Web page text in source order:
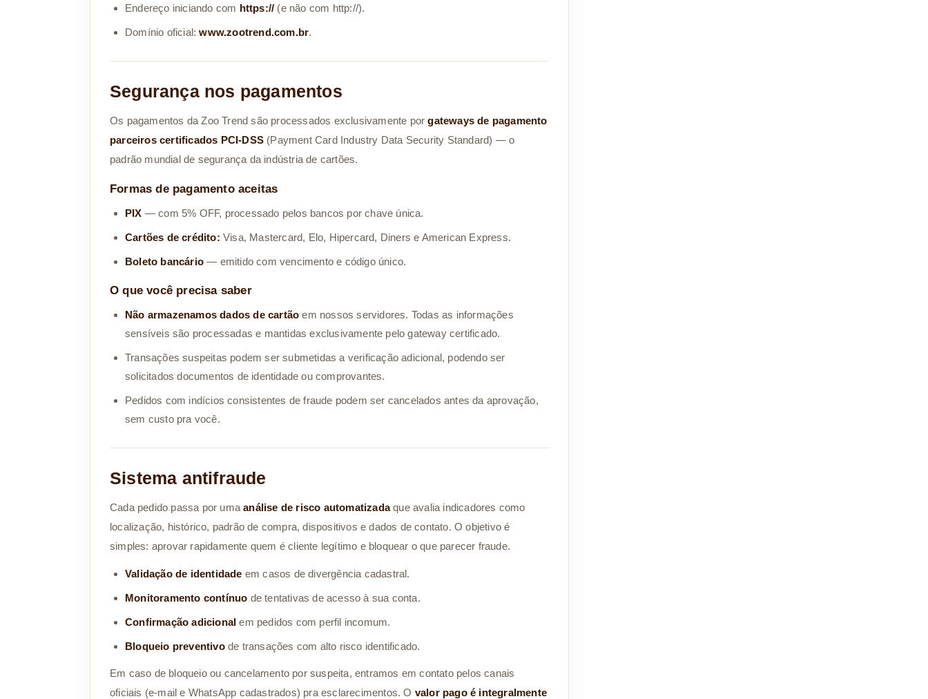
Endereço iniciando com https:// (e não com http://).
Domínio oficial:www.zootrend.com.br.
Segurança nos pagamentos
Os pagamentos da Zoo Trend são processados exclusivamente porgateways de pagamento
parceiros certificados PCI-DSS (Payment Card Industry Data Security Standard) — o
padrão mundial de segurança da indústria de cartões.
Formas de pagamento aceitas
PIX — com 5% OFF, processado pelos bancos por chave única.
Cartões de crédito: Visa, Mastercard, Elo, Hipercard, Diners e American Express.
Boleto bancário — emitido com vencimento e código único.
O que você precisa saber
Não armazenamos dados de cartão em nossos servidores. Todas as informações
sensíveis são processadas e mantidas exclusivamente pelo gateway certificado.
Transações suspeitas podem ser submetidas a verificação adicional, podendo ser
solicitados documentos de identidade ou comprovantes.
Pedidos com indícios consistentes de fraude podem ser cancelados antes da aprovação,
sem custo pra você.
Sistema antifraude
Cada pedido passa por umaanálise de risco automatizadaque avalia indicadores como
localização, histórico, padrão de compra, dispositivos e dados de contato. O objetivo é
simples: aprovar rapidamente quem é cliente legítimo e bloquear o que parecer fraude.
Validação de identidade em casos de divergência cadastral.
Monitoramento contínuo de tentativas de acesso à sua conta.
Confirmação adicional em pedidos com perfil incomum.
Bloqueio preventivode transações com alto risco identificado.
Em caso de bloqueio ou cancelamento por suspeita, entramos em contato pelos canais
oficiais (e-mail e WhatsApp cadastrados) pra esclarecimentos. O valor pago é integralmente